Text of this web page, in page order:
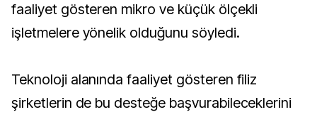
faaliyet gösteren mikro ve küçük ölçekli
işletmelere yönelik olduğunu söyledi.
Teknoloji alanında faaliyet gösteren filiz
şirketlerin de bu desteğe başvurabileceklerini